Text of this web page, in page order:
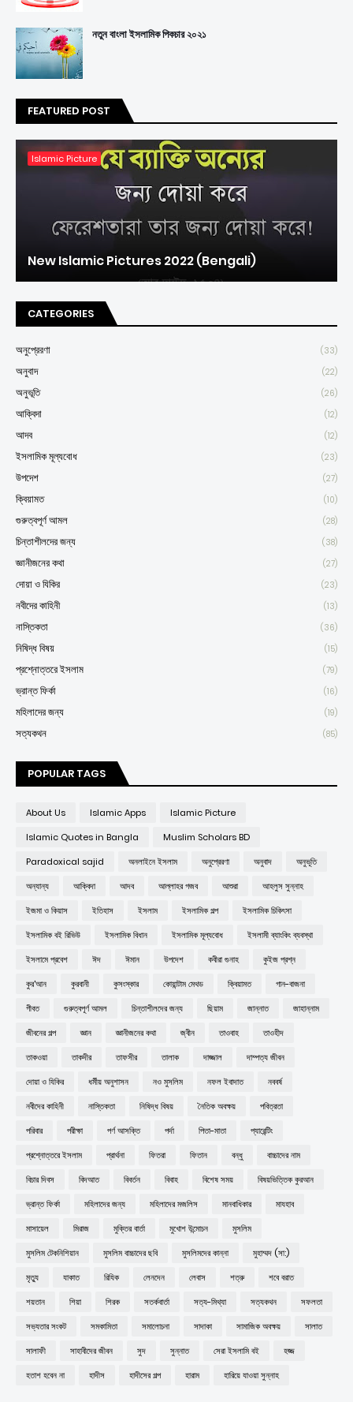
নতুন বাংলা ইসলামিক পিকচার ২০২১
FEATURED POST
Islamic Picture
New Islamic Pictures 2022 (Bengali)
CATEGORIES
অনুপ্রেরণা (33)
অনুবাদ (22)
অনুভূতি (26)
আক্বিদা (12)
আদব (12)
ইসলামিক মূল্যবোধ (23)
উপদেশ (27)
ক্বিয়ামত (10)
গুরুত্বপূর্ণ আমল (28)
চিন্তাশীলদের জন্য (38)
জ্ঞানীজনের কথা (27)
দোয়া ও যিকির (23)
নবীদের কাহিনী (13)
নাস্তিকতা (36)
নিষিদ্ধ বিষয় (15)
প্রশ্নোত্তরে ইসলাম (79)
ভ্রান্ত ফির্কা (16)
মহিলাদের জন্য (19)
সত্যকথন (85)
POPULAR TAGS
About Us Islamic Apps
Islamic Picture
Islamic Quotes in Bangla
Muslim Scholars BD
Paradoxical sajid
অনলাইনে ইসলাম অনুপ্রেরণা অনুবাদ
অনুভূতি
অন্যান্য
আক্বিদা আদব আল্লাহর গজব আশুরা
আহলুস সুন্নাহ
ইজমা ও কিয়াস
ইতিহাস ইসলাম ইসলামিক গল্প
ইসলামিক চিকিৎসা
ইসলামিক বই রিভিউ
ইসলামিক বিধান ইসলামিক মূল্যবোধ
ইসলামী ব্যাংকিং ব্যবস্থা
ইসলামে প্রবেশ
ঈদ ঈমান উপদেশ কবীরা গুনাহ
কুইজ প্রশ্ন
কুর'আন
কুরবানী কুসংস্কার কোয়ান্টাম মেথড ক্বিয়ামত
গান-বাজনা
গীবত
গুরুত্বপূর্ণ আমল চিন্তাশীলদের জন্য ছিয়াম জান্নাত
জাহান্নাম
জীবনের গল্প
জ্ঞান জ্ঞানীজনের কথা জ্বীন তাওবাহ
তাওহীদ
তাকওয়া
তাকদীর তাফসীর তালাক দাজ্জাল
দাম্পত্য জীবন
দোয়া ও যিকির
ধর্মীয় অনুশাসন নও মুসলিম নফল ইবাদাত
নববর্ষ
নবীদের কাহিনী
নাস্তিকতা নিষিদ্ধ বিষয় নৈতিক অবক্ষয়
পবিত্রতা
পরিবার
পরীক্ষা পর্ণ আসক্তি পর্দা পিতা-মাতা
প্যারেন্টিং
প্রশ্নোত্তরে ইসলাম
প্রার্থনা ফিতরা ফিতান বন্ধু
বাচ্চাদের নাম
বিচার দিবস
বিদআত বিবর্তন বিবাহ বিশেষ সময়
বিষয়ভিত্তিক কুরআন
ভ্রান্ত ফির্কা
মহিলাদের জন্য মহিলাদের মজলিস মানবাধিকার
মাযহাব
মাসায়েল
মিরাজ মুক্তির বার্তা মুখোশ উন্মোচন
মুসলিম
মুসলিম টেকনিশিয়ান
মুসলিম বাচ্চাদের ছবি মুসলিমদের কান্না
মুহাম্মদ (সা:)
মৃত্যু
যাকাত রিযিক লেনদেন লেবাস শত্রু
শবে বরাত
শয়তান
শিয়া শিরক সতর্কবার্তা সত্য-মিথ্যা সত্যকথন
সফলতা
সভ্যতার সংকট
সমকামিতা সমালোচনা সাদাকা সামাজিক অবক্ষয়
সালাত
সালাফী
সাহাবীদের জীবন সুদ সুন্নাত সেরা ইসলামি বই
হজ্জ
হতাশ হবেন না
হাদীস হাদীসের গল্প হারাম হারিয়ে যাওয়া সুন্নাহ